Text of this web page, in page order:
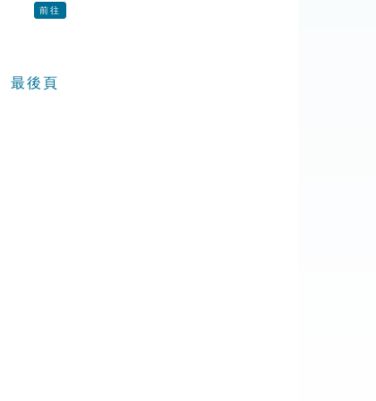
前往
最後頁